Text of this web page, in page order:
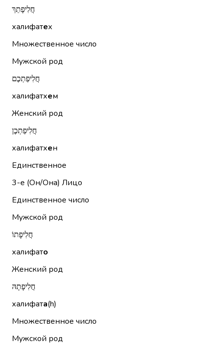
חֲלִיפָתֵךְ
халифатех
Множественное число
Мужской род
חֲלִיפַתְכֶם
халифатхем
Женский род
חֲלִיפַתְכֶן
халифатхен
Единственное
3-е (Он/Она) Лицо
Единственное число
Мужской род
חֲלִיפָתוֹ
халифато
Женский род
חֲלִיפָתָהּ
халифата(h)
Множественное число
Мужской род